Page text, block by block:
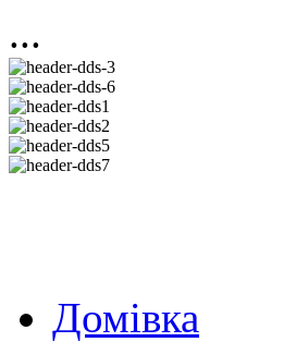
...
Домівка